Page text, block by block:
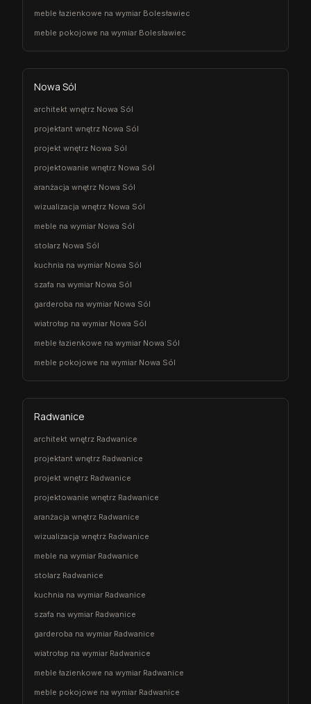
meble łazienkowe na wymiar Bolesławiec
meble pokojowe na wymiar Bolesławiec
Nowa Sól
architekt wnętrz Nowa Sól
projektant wnętrz Nowa Sól
projekt wnętrz Nowa Sól
projektowanie wnętrz Nowa Sól
aranżacja wnętrz Nowa Sól
wizualizacja wnętrz Nowa Sól
meble na wymiar Nowa Sól
stolarz Nowa Sól
kuchnia na wymiar Nowa Sól
szafa na wymiar Nowa Sól
garderoba na wymiar Nowa Sól
wiatrołap na wymiar Nowa Sól
meble łazienkowe na wymiar Nowa Sól
meble pokojowe na wymiar Nowa Sól
Radwanice
architekt wnętrz Radwanice
projektant wnętrz Radwanice
projekt wnętrz Radwanice
projektowanie wnętrz Radwanice
aranżacja wnętrz Radwanice
wizualizacja wnętrz Radwanice
meble na wymiar Radwanice
stolarz Radwanice
kuchnia na wymiar Radwanice
szafa na wymiar Radwanice
garderoba na wymiar Radwanice
wiatrołap na wymiar Radwanice
meble łazienkowe na wymiar Radwanice
meble pokojowe na wymiar Radwanice